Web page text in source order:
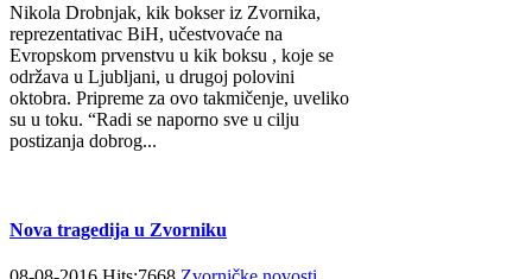
Nikola Drobnjak, kik bokser iz Zvornika,
reprezentativac BiH, učestvovaće na
Evropskom prvenstvu u kik boksu , koje se
održava u Ljubljani, u drugoj polovini
oktobra. Pripreme za ovo takmičenje, uveliko
su u toku. “Radi se naporno sve u cilju
postizanja dobrog...
Nova tragedija u Zvorniku